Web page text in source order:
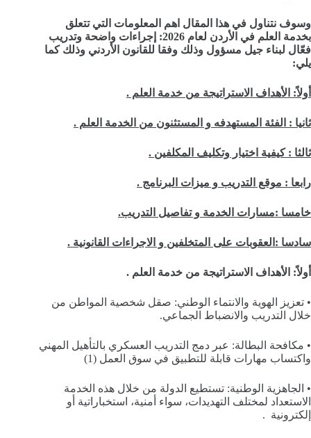
وسوف نتناول في هذا المقال اهم المعلومات التي تتعلق
ب
خدمة العلم في الأردن لعام 2026: إجراءات واضحة وتدريب
فعّال لبناء جيل مسؤول وذلك وفقا للقانون الأردني وذلك كما
يلي:
أولاً: الأهداف الاستراتيجة من خدمة العلم .
ثانيا : الفئة المستهدفه و المستثنون من الخدمة العلم .
ثالثا : كيفية اختيار وتكليف المكلفين .
رابعا : موقع التدريب و ميزات البرنامج .
خامسا :مسارات الخدمة و تفاصيل التدريب.
سادسا :العقوبات على المتخلفين و الاجراءات القانونية .
أولاً: الأهداف الاستراتيجة من خدمة العلم .
• تعزيز الهوية والانتماء الوطني: صقل شخصية المواطن من
خلال التدريب والانضباط الجماعي.
• مكافحة البطالة: عبر دمج التدريب العسكري بالتأهيل المهني
واكتساب مهارات قابلة للتطبيق في سوق العمل (1)
• الجاهزية الوطنية: تستطيع الدولة من خلال هذه الخدمة
الاستعداد لمختلف التهديدات، سواء أمنية، استخباراتية أو
إلكترونية .